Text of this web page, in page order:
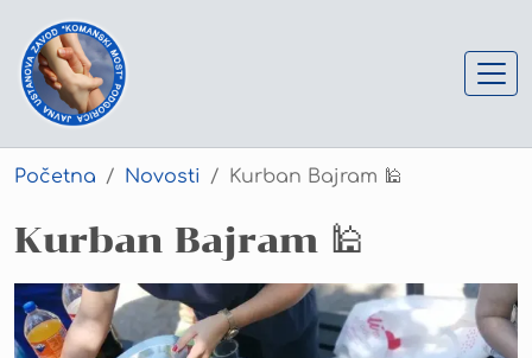
main
content
Početna Novosti Kurban Bajram 🕌
Kurban Bajram 🕌